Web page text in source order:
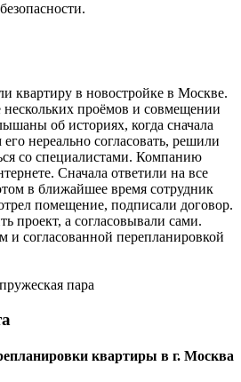
квартиру в новостройке в Москве.
нескольких проёмов и совмещении
об историях, когда сначала
нереально согласовать, решили
со специалистами. Компанию
Сначала ответили на все
в ближайшее время сотрудник
помещение, подписали договор.
проект, а согласовывали сами.
и согласованной перепланировкой
пара
квартиры в г. Москва